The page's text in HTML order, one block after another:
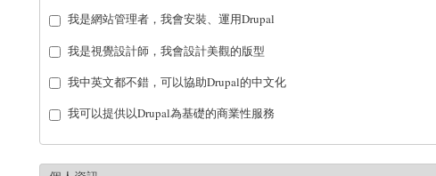
我是網站管理者，我會安裝、運用Drupal
我是視覺設計師，我會設計美觀的版型
我中英文都不錯，可以協助Drupal的中文化
我可以提供以Drupal為基礎的商業性服務